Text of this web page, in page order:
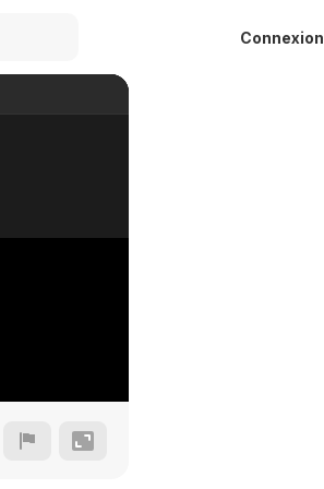
Connexion